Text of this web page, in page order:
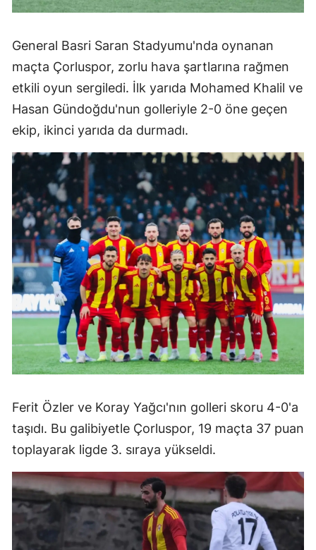
General Basri Saran Stadyumu'nda oynanan
maçta Çorluspor, zorlu hava şartlarına rağmen
etkili oyun sergiledi. İlk yarıda Mohamed Khalil ve
Hasan Gündoğdu'nun golleriyle 2-0 öne geçen
ekip, ikinci yarıda da durmadı.
Ferit Özler ve Koray Yağcı'nın golleri skoru 4-0'a
taşıdı. Bu galibiyetle Çorluspor, 19 maçta 37 puan
toplayarak ligde 3. sıraya yükseldi.